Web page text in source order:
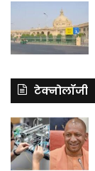
टेक्नोलॉजी